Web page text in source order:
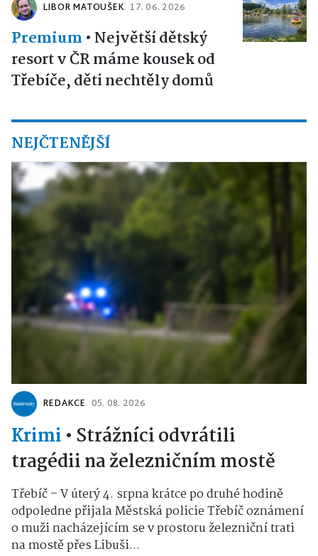
LIBOR MATOUŠEK 17. 06. 2026
Premium • Největší dětský
resort v ČR máme kousek od
Třebíče, děti nechtěly domů
NEJČTENĚJŠÍ
REDAKCE 05. 08. 2026
Krimi • Strážníci odvrátili
tragédii na železničním mostě
Třebíč – V úterý 4. srpna krátce po druhé hodině
odpoledne přijala Městská policie Třebíč oznámení
o muži nacházejícím se v prostoru železniční trati
na mostě přes Libuši...